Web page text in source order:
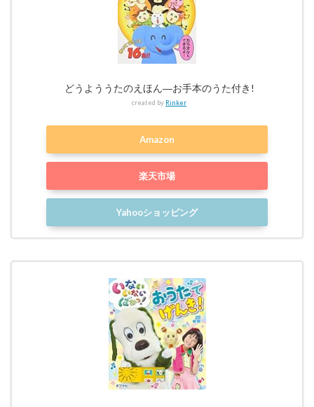
どうよううたのえほん―お手本のうた付き!
created by Rinker
Amazon
楽天市場
Yahooショッピング